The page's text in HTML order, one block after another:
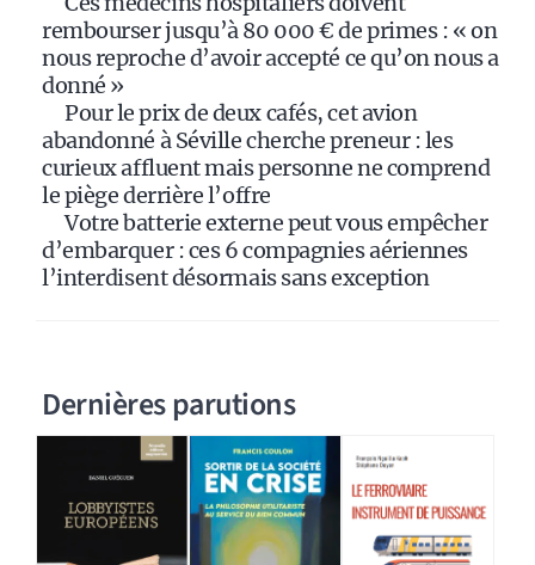
rembourser jusqu’à 80 000 € de primes : « on
nous reproche d’avoir accepté ce qu’on nous a
donné »
Pour le prix de deux cafés, cet avion
abandonné à Séville cherche preneur : les
curieux affluent mais personne ne comprend
le piège derrière l’offre
Votre batterie externe peut vous empêcher
d’embarquer : ces 6 compagnies aériennes
l’interdisent désormais sans exception
Dernières parutions